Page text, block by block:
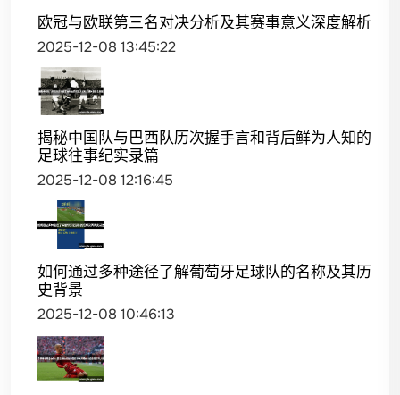
欧冠与欧联第三名对决分析及其赛事意义深度解析
2025-12-08 13:45:22
揭秘中国队与巴西队历次握手言和背后鲜为人知的
足球往事纪实录篇
2025-12-08 12:16:45
如何通过多种途径了解葡萄牙足球队的名称及其历
史背景
2025-12-08 10:46:13